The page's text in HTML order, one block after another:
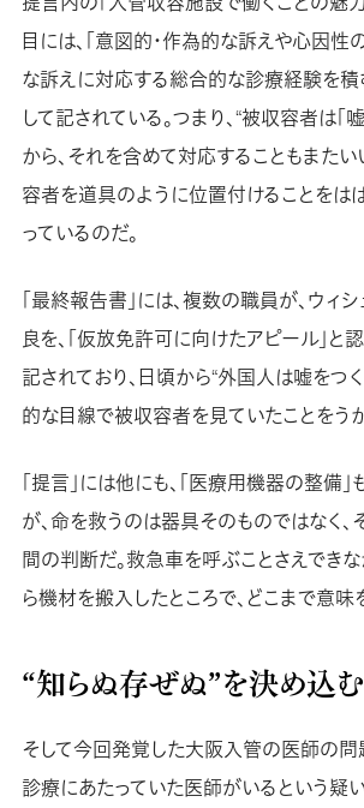
目には、「意図的・作為的な訴えや心因性
な訴えに対応する総合的な診療経験を積
して記されている。つまり、“被収容者は「
から、それを含めて対応することもまたい
容者を道具のように位置付けることをは
っているのだ。
「最終報告書」には、複数の職員が、ウィ
良を、「仮放免許可に向けたアピール」と
記されており、日頃から“外国人は嘘をつ
的な目線で被収容者を見ていたことをう
「提言」には他にも、「医療用機器の整備
が、命を救うのは器具そのものではなく
間の判断だ。救急車を呼ぶことさえでき
ら機材を搬入したところで、どこまで意味
“知らぬ存ぜぬ”を決め込
そして今回発覚した大阪入管の医師の問
診療にあたっていた医師がいるという疑